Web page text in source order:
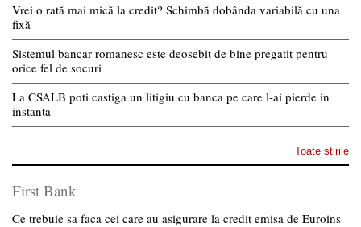
Vrei o rată mai mică la credit? Schimbă dobânda variabilă cu una
fixă
Sistemul bancar romanesc este deosebit de bine pregatit pentru
orice fel de socuri
La CSALB poti castiga un litigiu cu banca pe care l-ai pierde in
instanta
Toate stirile
First Bank
Ce trebuie sa faca cei care au asigurare la credit emisa de Euroins